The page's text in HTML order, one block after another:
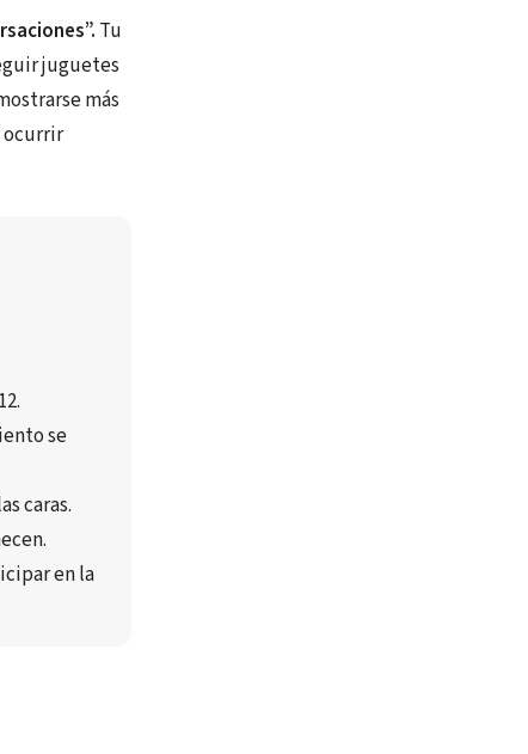
Tu
juguetes
más
ocurrir
.
se
caras.
.
en la